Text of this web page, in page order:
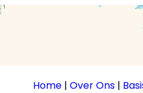
Home | Over Ons |